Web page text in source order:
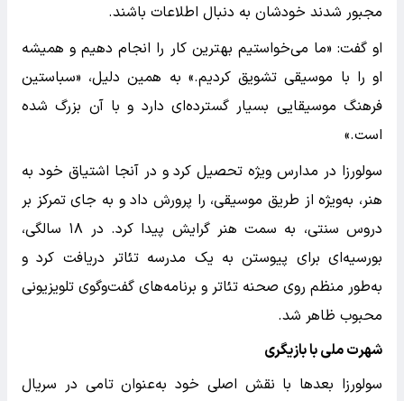
مجبور شدند خودشان به دنبال اطلاعات باشند.
او گفت: «ما می‌خواستیم بهترین کار را انجام دهیم و همیشه
او را با موسیقی تشویق کردیم.» به همین دلیل، «سباستین
فرهنگ موسیقایی بسیار گسترده‌ای دارد و با آن بزرگ شده
است.»
سولورزا در مدارس ویژه تحصیل کرد و در آنجا اشتیاق خود به
هنر، به‌ویژه از طریق موسیقی، را پرورش داد و به جای تمرکز بر
دروس سنتی، به سمت هنر گرایش پیدا کرد. در ۱۸ سالگی،
بورسیه‌ای برای پیوستن به یک مدرسه تئاتر دریافت کرد و
به‌طور منظم روی صحنه تئاتر و برنامه‌های گفت‌وگوی تلویزیونی
محبوب ظاهر شد.
شهرت ملی با بازیگری
سولورزا بعدها با نقش اصلی خود به‌عنوان تامی در سریال